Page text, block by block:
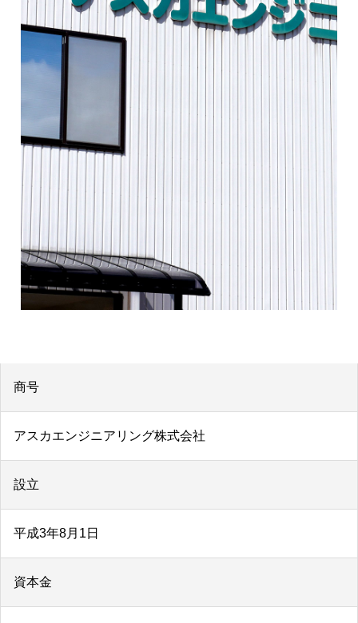
会社概要
沿革
関連会社
納入実績
仕事を知る
人を知る
エントリー
商号
アスカエンジニアリング株式会社
設立
平成3年8月1日
資本金